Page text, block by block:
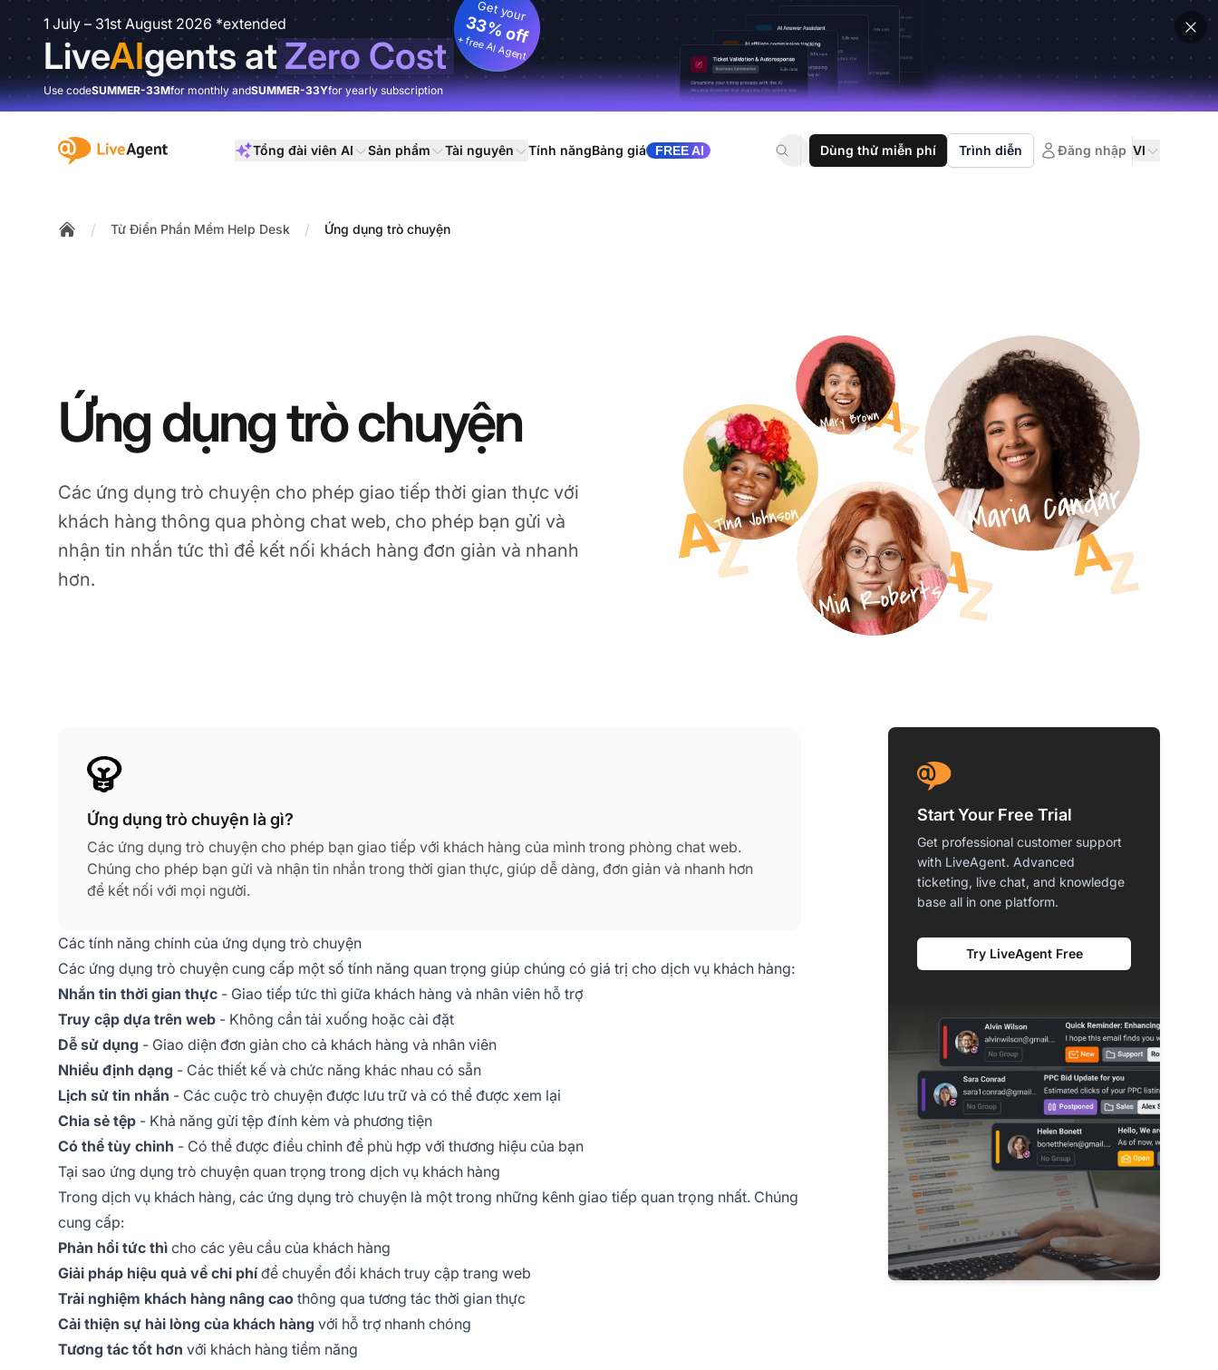
1 July – 31st August 2026 *extended
LiveAIgents atZero Cost
Get your
33% off
+ free AI Agent
Use codeSUMMER-33Mfor monthly andSUMMER-33Yfor yearly subscription
:site.title Tổng đài viên AI Sản phẩm Tài nguyên Tính năngBảng giá FREE AI Dùng thử miễn phí Trình diễn Đăng nhập VI
/ Từ Điển Phần Mềm Help Desk / Ứng dụng trò chuyện
Ứng dụng trò chuyện
Các ứng dụng trò chuyện cho phép giao tiếp thời gian thực với
khách hàng thông qua phòng chat web, cho phép bạn gửi và
nhận tin nhắn tức thì để kết nối khách hàng đơn giản và nhanh
hơn.
Ứng dụng trò chuyện là gì?
Các ứng dụng trò chuyện cho phép bạn giao tiếp với khách hàng của mình trong phòng chat web.
Chúng cho phép bạn gửi và nhận tin nhắn trong thời gian thực, giúp dễ dàng, đơn giản và nhanh hơn
để kết nối với mọi người.
Các tính năng chính của ứng dụng trò chuyện
Các ứng dụng trò chuyện cung cấp một số tính năng quan trọng giúp chúng có giá trị cho dịch vụ khách hàng:
Nhắn tin thời gian thực - Giao tiếp tức thì giữa khách hàng và nhân viên hỗ trợ
Truy cập dựa trên web - Không cần tải xuống hoặc cài đặt
Dễ sử dụng - Giao diện đơn giản cho cả khách hàng và nhân viên
Nhiều định dạng - Các thiết kế và chức năng khác nhau có sẵn
Lịch sử tin nhắn - Các cuộc trò chuyện được lưu trữ và có thể được xem lại
Chia sẻ tệp - Khả năng gửi tệp đính kèm và phương tiện
Có thể tùy chỉnh - Có thể được điều chỉnh để phù hợp với thương hiệu của bạn
Tại sao ứng dụng trò chuyện quan trọng trong dịch vụ khách hàng
Trong dịch vụ khách hàng, các ứng dụng trò chuyện là một trong những kênh giao tiếp quan trọng nhất. Chúng
cung cấp:
Phản hồi tức thì cho các yêu cầu của khách hàng
Giải pháp hiệu quả về chi phíđể chuyển đổi khách truy cập trang web
Trải nghiệm khách hàng nâng cao thông qua tương tác thời gian thực
Cải thiện sự hài lòng của khách hàng với hỗ trợ nhanh chóng
Tương tác tốt hơn với khách hàng tiềm năng
Start Your Free Trial
Get professional customer support
with LiveAgent. Advanced
ticketing, live chat, and knowledge
base all in one platform.
Try LiveAgent Free